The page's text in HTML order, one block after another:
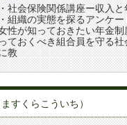
・社会保険関係講座ー収入
・組織の実態を探るアンケ
性が知っておきたい年金
っておくべき組合員を守る
教
すくらこういち）